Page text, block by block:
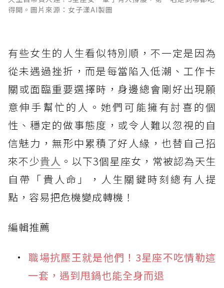
得開。圖片來源：女子漾AI製圖
有些女生的人生看似特別順，不一定是因為
從未遇過挫折，而是每當陷入低潮、工作卡
關或面臨重要選擇時，身邊總會剛好出現願
意伸手幫忙的人。她們可能擁有討喜的個
性、穩定的做事態度，或令人難以忽視的自
信魅力，無形中累積了好人緣，也替自己招
來不少貴人 。以下3個星座女，常被認為天生
自帶「貴人命」，人生關鍵時刻總有人提
點，容易把危機變成轉機！
編輯推薦
職場抗壓王就是他們！3星座不吃情勒這
一套，遇到甩鍋也能全身而退